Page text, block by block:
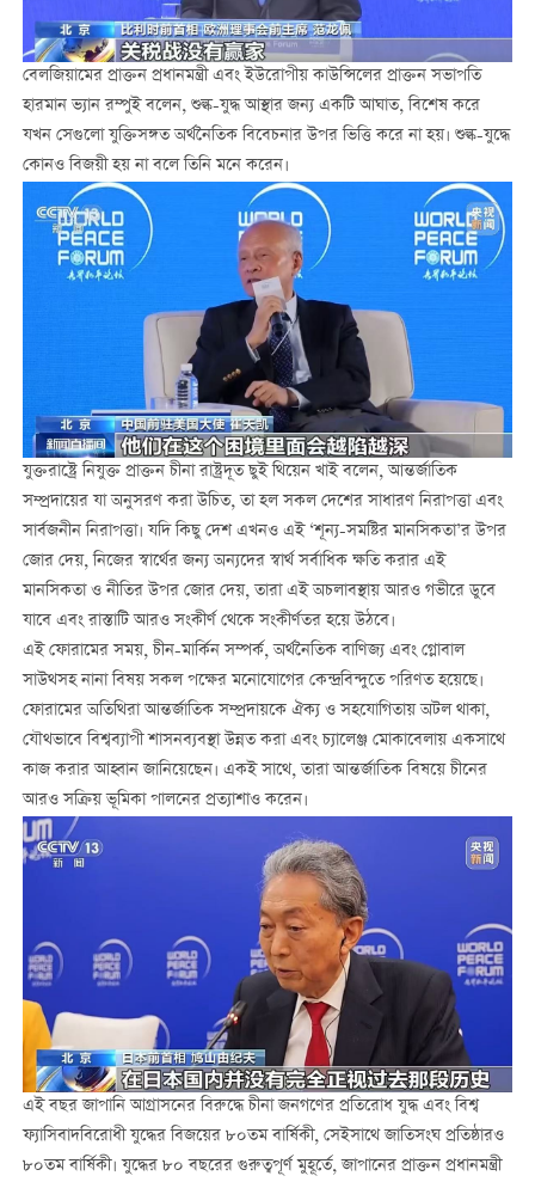
বেলজিয়ামের প্রাক্তন প্রধানমন্ত্রী এবং ইউরোপীয় কাউন্সিলের প্রাক্তন সভাপতি
হারমান ভ্যান রম্পুই বলেন, শুল্ক-যুদ্ধ আস্থার জন্য একটি আঘাত, বিশেষ করে
যখন সেগুলো যুক্তিসঙ্গত অর্থনৈতিক বিবেচনার উপর ভিত্তি করে না হয়। শুল্ক-যুদ্ধে
কোনও বিজয়ী হয় না বলে তিনি মনে করেন।
যুক্তরাষ্ট্রে নিযুক্ত প্রাক্তন চীনা রাষ্ট্রদূত ছুই থিয়েন খাই বলেন, আন্তর্জাতিক
সম্প্রদায়ের যা অনুসরণ করা উচিত, তা হল সকল দেশের সাধারণ নিরাপত্তা এবং
সার্বজনীন নিরাপত্তা। যদি কিছু দেশ এখনও এই ‘শূন্য-সমষ্টির মানসিকতা’র উপর
জোর দেয়, নিজের স্বার্থের জন্য অন্যদের স্বার্থ সর্বাধিক ক্ষতি করার এই
মানসিকতা ও নীতির উপর জোর দেয়, তারা এই অচলাবস্থায় আরও গভীরে ডুবে
যাবে এবং রাস্তাটি আরও সংকীর্ণ থেকে সংকীর্ণতর হয়ে উঠবে।
এই ফোরামের সময়, চীন-মার্কিন সম্পর্ক, অর্থনৈতিক বাণিজ্য এবং গ্লোবাল
সাউথসহ নানা বিষয় সকল পক্ষের মনোযোগের কেন্দ্রবিন্দুতে পরিণত হয়েছে।
ফোরামের অতিথিরা আন্তর্জাতিক সম্প্রদায়কে ঐক্য ও সহযোগিতায় অটল থাকা,
যৌথভাবে বিশ্বব্যাপী শাসনব্যবস্থা উন্নত করা এবং চ্যালেঞ্জ মোকাবেলায় একসাথে
কাজ করার আহ্বান জানিয়েছেন। একই সাথে, তারা আন্তর্জাতিক বিষয়ে চীনের
আরও সক্রিয় ভূমিকা পালনের প্রত্যাশাও করেন।
এই বছর জাপানি আগ্রাসনের বিরুদ্ধে চীনা জনগণের প্রতিরোধ যুদ্ধ এবং বিশ্ব
ফ্যাসিবাদবিরোধী যুদ্ধের বিজয়ের ৮০তম বার্ষিকী, সেইসাথে জাতিসংঘ প্রতিষ্ঠারও
৮০তম বার্ষিকী। যুদ্ধের ৮০ বছরের গুরুত্বপূর্ণ মুহূর্তে, জাপানের প্রাক্তন প্রধানমন্ত্রী